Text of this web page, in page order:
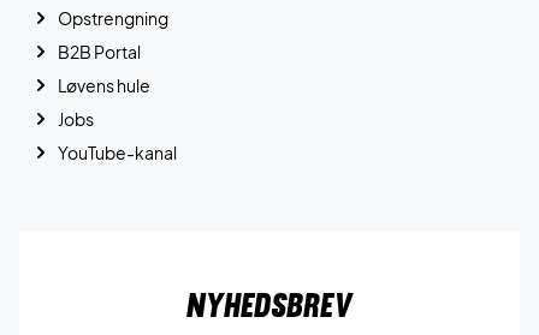
Opstrengning
B2B Portal
Løvens hule
Jobs
YouTube-kanal
Nyhedsbrev